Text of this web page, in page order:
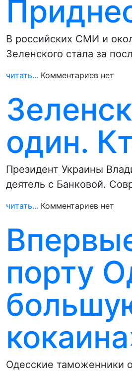
В российских СМИ и
Зеленского стала за
читать... Комментариев нет
один.
Президент Украины
деятель с Банковой.
читать... Комментариев нет
порту
Одесские таможенники